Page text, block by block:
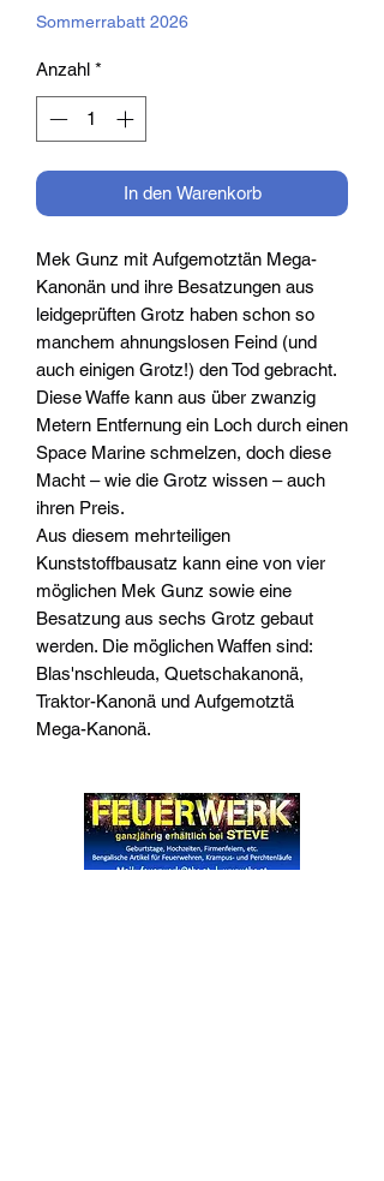
Sommerrabatt 2026
Anzahl *
In den Warenkorb
Mek Gunz mit Aufgemotztän Mega-
Kanonän und ihre Besatzungen aus
leidgeprüften Grotz haben schon so
manchem ahnungslosen Feind (und
auch einigen Grotz!) den Tod gebracht.
Diese Waffe kann aus über zwanzig
Metern Entfernung ein Loch durch einen
Space Marine schmelzen, doch diese
Macht – wie die Grotz wissen – auch
ihren Preis.
Aus diesem mehrteiligen
Kunststoffbausatz kann eine von vier
möglichen Mek Gunz sowie eine
Besatzung aus sechs Grotz gebaut
werden. Die möglichen Waffen sind:
Blas'nschleuda, Quetschakanonä,
Traktor-Kanonä und Aufgemotztä
Mega-Kanonä.